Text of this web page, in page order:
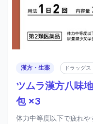
漢方・生薬 ドラッグス
ツムラ漢方八味
包 ×3
体力中等度以下で疲れや